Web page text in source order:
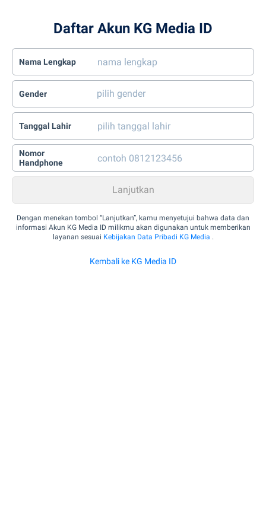
Daftar Akun KG Media ID
Nama Lengkap
Gender
Tanggal Lahir
Nomor
Handphone
Dengan menekan tombol “Lanjutkan”, kamu menyetujui bahwa data dan
informasi Akun KG Media ID milikmu akan digunakan untuk memberikan
layanan sesuai Kebijakan Data Pribadi KG Media .
Kembali ke KG Media ID